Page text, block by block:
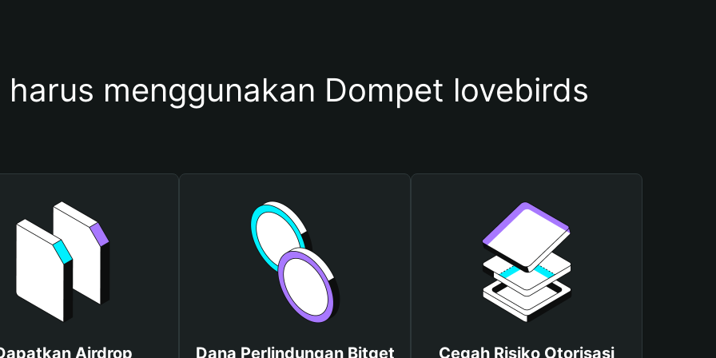
menggunakan Dompet lovebirds
Airdrop Dana Perlindungan Bitget Cegah Risiko Otorisasi